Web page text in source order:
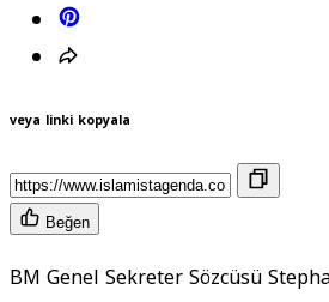
veya linki kopyala
Beğen
BM Genel Sekreter Sözcüsü